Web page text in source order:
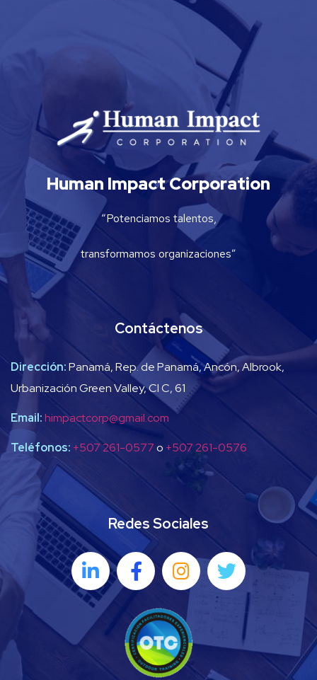
Human Impact Corporation
“Potenciamos talentos,
transformamos organizaciones”
Contáctenos
Dirección:Panamá, Rep. de Panamá, Ancón, Albrook,
Urbanización Green Valley, Cl C, 61
Email:himpactcorp@gmail.com
Teléfonos: +507 261-0577o +507 261-0576
Redes Sociales